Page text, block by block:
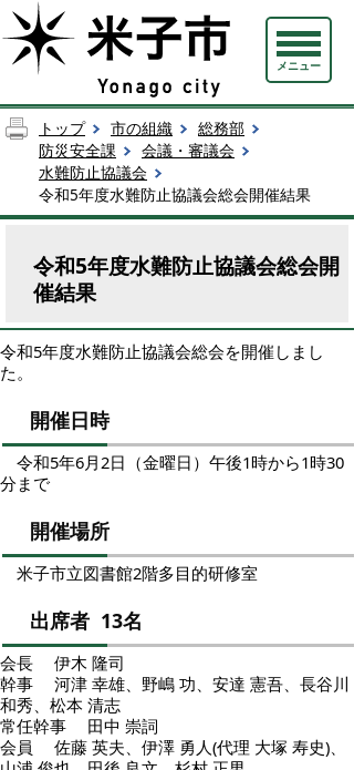
メニュー
トップ 市の組織
総務部
防災安全課
会議・審議会
水難防止協議会
令和5年度水難防止協議会総会開催結果
令和5年度水難防止協議会総会開
催結果
令和5年度水難防止協議会総会を開催しまし
た。
開催日時
令和5年6月2日（金曜日）午後1時から1時30
分まで
開催場所
米子市立図書館2階多目的研修室
出席者 13名
会長 伊木 隆司
幹事 河津 幸雄、野嶋 功、安達 憲吾、長谷川
和秀、松本 清志
常任幹事 田中 崇詞
会員 佐藤 英夫、伊澤 勇人(代理 大塚 寿史)、